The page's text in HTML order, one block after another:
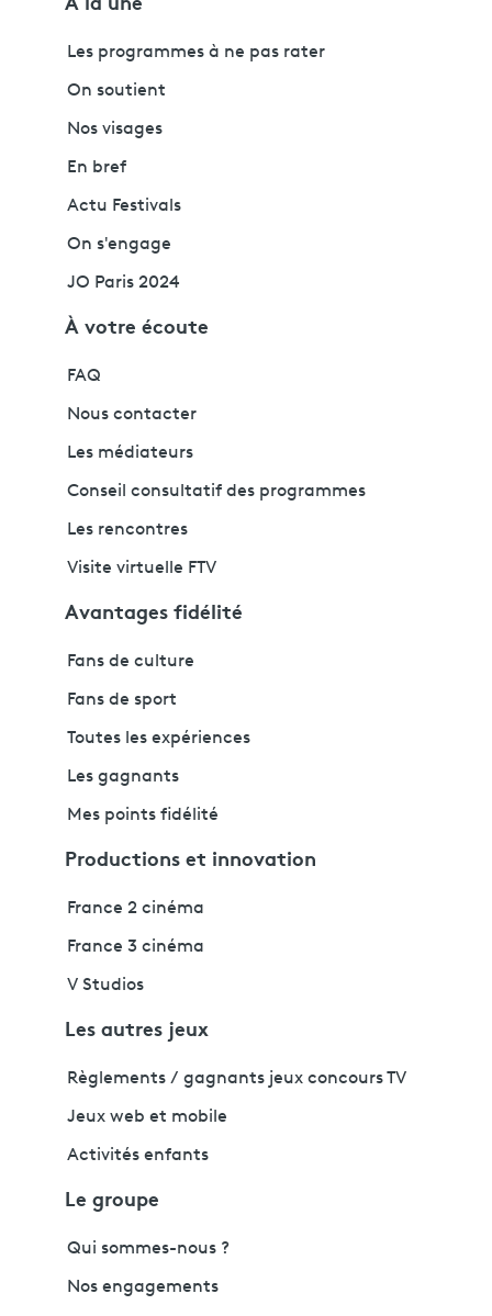
Les programmes à ne pas rater
On soutient
Nos visages
En bref
Actu Festivals
On s'engage
JO Paris 2024
À votre écoute
FAQ
Nous contacter
Les médiateurs
Conseil consultatif des programmes
Les rencontres
Visite virtuelle FTV
Avantages fidélité
Fans de culture
Fans de sport
Toutes les expériences
Les gagnants
Mes points fidélité
Productions et innovation
France 2 cinéma
France 3 cinéma
V Studios
Les autres jeux
Règlements / gagnants jeux concours TV
Jeux web et mobile
Activités enfants
Le groupe
Qui sommes-nous ?
Nos engagements